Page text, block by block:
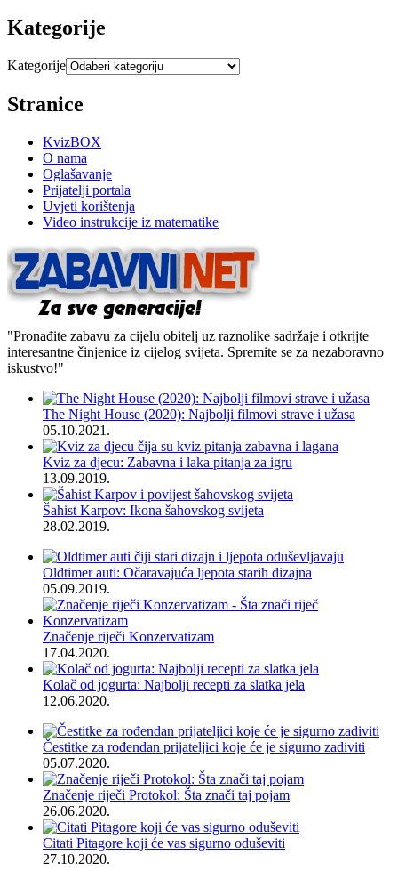
Kategorije
Kategorije
Stranice
KvizBOX
O nama
Oglašavanje
Prijatelji portala
Uvjeti korištenja
Video instrukcije iz matematike
"Pronađite zabavu za cijelu obitelj uz raznolike sadržaje i otkrijte
interesantne činjenice iz cijelog svijeta. Spremite se za nezaboravno
iskustvo!"
The Night House (2020): Najbolji filmovi strave i užasa
05.10.2021.
Kviz za djecu: Zabavna i laka pitanja za igru
13.09.2019.
Šahist Karpov: Ikona šahovskog svijeta
28.02.2019.
Oldtimer auti: Očaravajuća ljepota starih dizajna
05.09.2019.
Značenje riječi Konzervatizam
17.04.2020.
Kolač od jogurta: Najbolji recepti za slatka jela
12.06.2020.
Čestitke za rođendan prijateljici koje će je sigurno zadiviti
05.07.2020.
Značenje riječi Protokol: Šta znači taj pojam
26.06.2020.
Citati Pitagore koji će vas sigurno oduševiti
27.10.2020.